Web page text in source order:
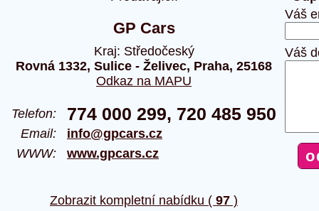
GP Cars
Kraj: Středočeský
Rovná 1332, Sulice - Želivec, Praha, 25168
Odkaz na MAPU
Telefon: 774 000 299, 720 485 950
Email: info@gpcars.cz
WWW: www.gpcars.cz
Zobrazit kompletní nabídku ( 97 )
Váš
Váš